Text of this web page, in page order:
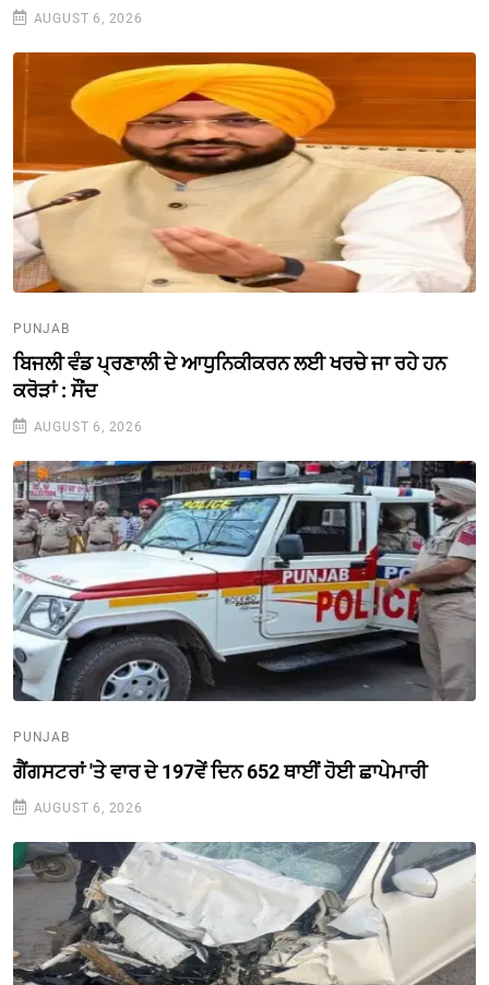
AUGUST 6, 2026
PUNJAB
ਬਿਜਲੀ ਵੰਡ ਪ੍ਰਣਾਲੀ ਦੇ ਆਧੁਨਿਕੀਕਰਨ ਲਈ ਖਰਚੇ ਜਾ ਰਹੇ ਹਨ
ਕਰੋੜਾਂ : ਸੌਂਦ
AUGUST 6, 2026
PUNJAB
ਗੈਂਗਸਟਰਾਂ 'ਤੇ ਵਾਰ ਦੇ 197ਵੇਂ ਦਿਨ 652 ਥਾਈਂ ਹੋਈ ਛਾਪੇਮਾਰੀ
AUGUST 6, 2026